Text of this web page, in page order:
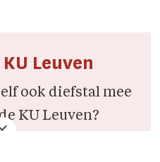
Leuven
ook diefstal mee
KU Leuven?